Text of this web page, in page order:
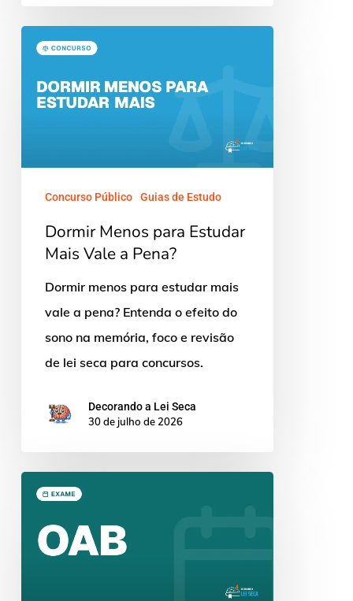
Dormir
para
Estudar
Vale
Concurso Público Guias de Estudo
Dormir Menos para Estudar
Mais Vale a Pena?
Dormir menos para estudar mais
vale a pena? Entenda o efeito do
sono na memória, foco e revisão
de lei seca para concursos.
Decorando a Lei Seca
30 de julho de 2026
Prova
Mentalidade
para